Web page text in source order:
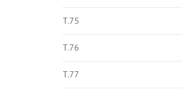
T.75
T.76
T.77